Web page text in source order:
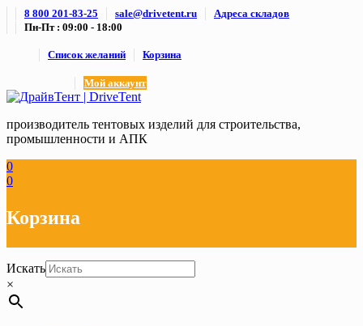
Skip8 800 201-83-25 sale@drivetent.ru
Адреса складов
Пн-Пт : 09:00 - 18:00
Список желаний Корзина
Мой аккаунт
производитель тентовых изделий для строительства,
промышленности и АПК
0
0
Корзина
Искать
×